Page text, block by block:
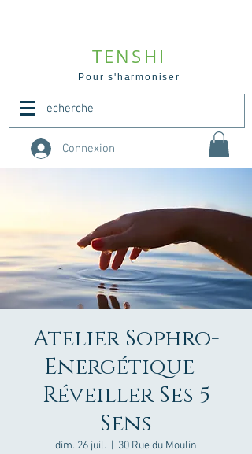
TENSHI
Pour s'harmoniser
Connexion
Atelier Sophro-
Energétique -
Réveiller Ses 5
Sens
dim. 26 juil.
  |
30 Rue du Moulin